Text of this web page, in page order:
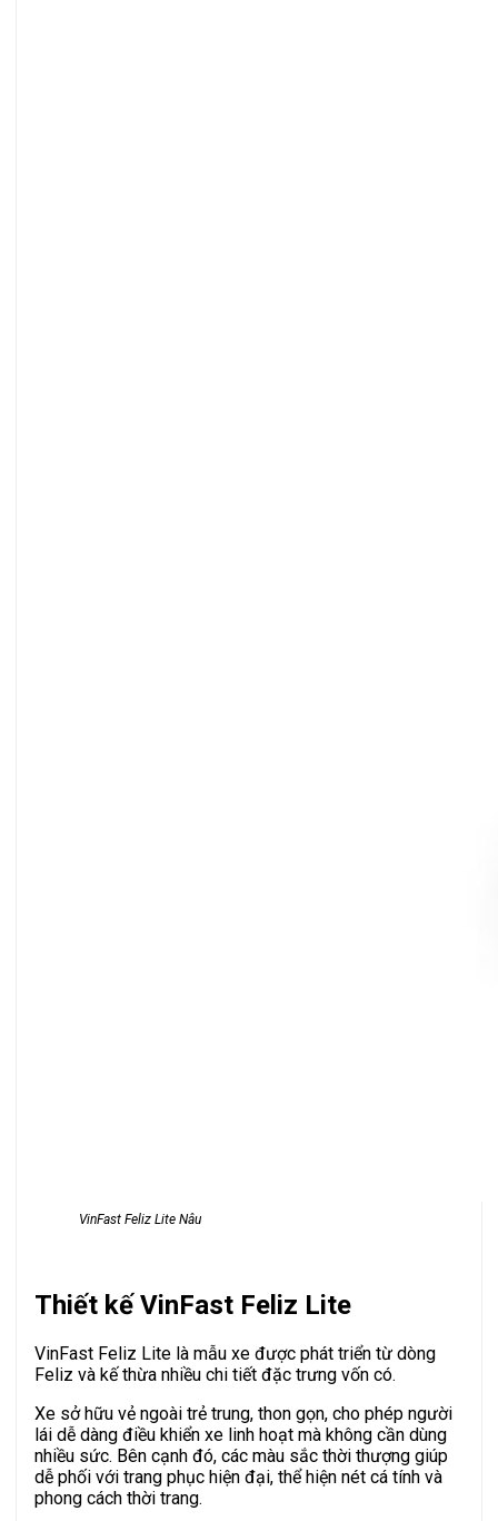
VinFast Feliz Lite Nâu
Thiết kế VinFast Feliz Lite
VinFast Feliz Lite là mẫu xe được phát triển từ dòng
Feliz và kế thừa nhiều chi tiết đặc trưng vốn có.
Xe sở hữu vẻ ngoài trẻ trung, thon gọn, cho phép người
lái dễ dàng điều khiển xe linh hoạt mà không cần dùng
nhiều sức. Bên cạnh đó, các màu sắc thời thượng giúp
dễ phối với trang phục hiện đại, thể hiện nét cá tính và
phong cách thời trang.